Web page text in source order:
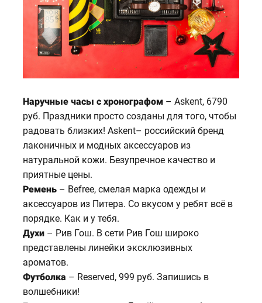
Наручные часы с хронографом– Askent, 6790
руб. Праздники просто созданы для того, чтобы
радовать близких! Askent– российский бренд
лаконичных и модных аксессуаров из
натуральной кожи. Безупречное качество и
приятные цены.
Ремень– Befree, смелая марка одежды и
аксессуаров из Питера. Со вкусом у ребят всё в
порядке. Как и у тебя.
Духи– Рив Гош. В сети Рив Гош широко
представлены линейки эксклюзивных
ароматов.
Футболка – Reserved, 999 руб. Запишись в
волшебники!